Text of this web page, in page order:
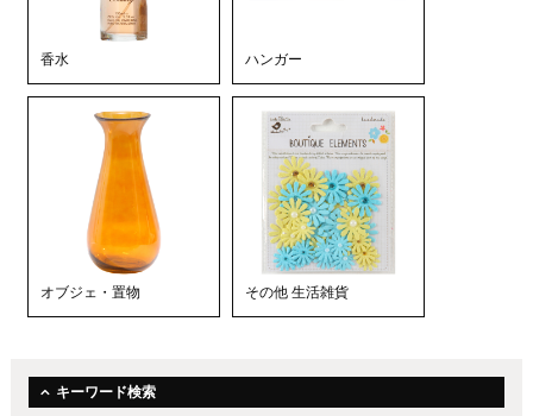
香水 ハンガー
オブジェ・置物 その他 生活雑貨
キーワード検索